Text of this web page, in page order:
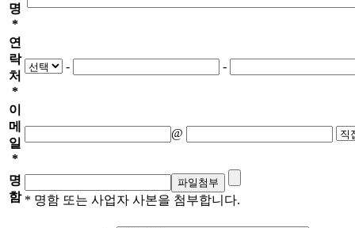
명
*
연
락
처
*
- -
이
메
일
*
@
명
함 * 명함 또는 사업자 사본을 첨부합니다.